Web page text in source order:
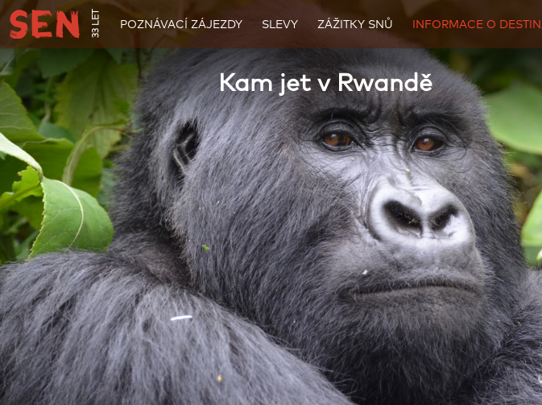
33 LET POZNÁVACÍ ZÁJEZDY SLEVY ZÁŽITKY SNŮ INFORMACE O
Kam jet v Rwandě